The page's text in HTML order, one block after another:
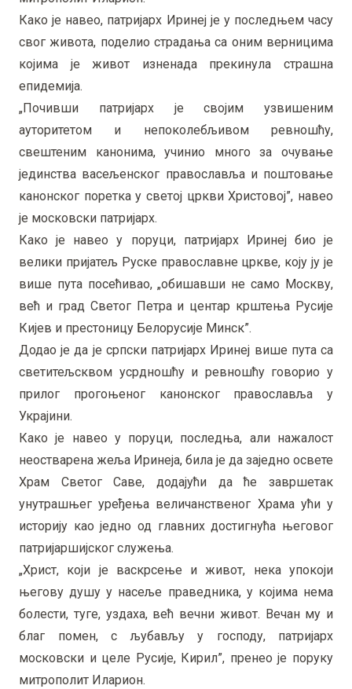
Како је навео, патријарх Иринеј је у последњем часу
свог живота, поделио страдања са оним верницима
којима је живот изненада прекинула страшна
епидемија.
„Почивши патријарх је својим узвишеним
ауторитетом и непоколебљивом ревношћу,
свештеним канонима, учинио много за очување
јединства васељенског православља и поштовање
канонског поретка у светој цркви Христовој”, навео
је московски патријарх.
Како је навео у поруци, патријарх Иринеј био је
велики пријатељ Руске православне цркве, коју ју је
више пута посећивао, „обишавши не само Москву,
већ и град Светог Петра и центар крштења Русије
Кијев и престоницу Белорусије Минск”.
Додао је да је српски патријарх Иринеј више пута са
светитељсквом усрдношћу и ревношћу говорио у
прилог прогоњеног канонског православља у
Украјини.
Како је навео у поруци, последња, али нажалост
неостварена жеља Иринеја, била је да заједно освете
Храм Светог Саве, додајући да ће завршетак
унутрашњег уређења величанственог Храма ући у
историју као једно од главних достигнућа његовог
патријаршијског служења.
„Христ, који је васкрсење и живот, нека упокоји
његову душу у насеље праведника, у којима нема
болести, туге, уздаха, већ вечни живот. Вечан му и
благ помен, с љубављу у господу, патријарх
московски и целе Русије, Кирил”, пренео је поруку
митрополит Иларион.